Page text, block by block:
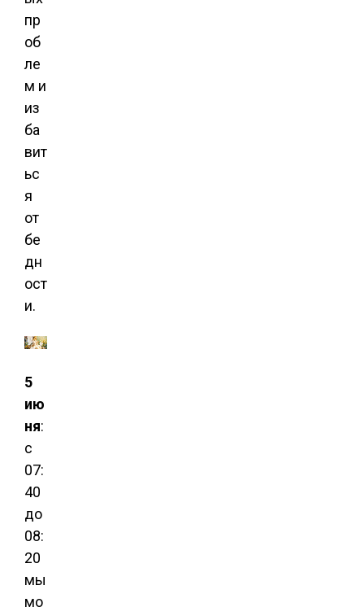
пр
об
ле
м и
из
ба
вит
ьс
я
от
бе
дн
ост
и.
5
ию
ня:
с
07:
40
до
08:
20
мы
мо